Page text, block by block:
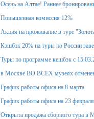
Осень на Алтае! Раннее
Повышенная комиссия 12%
Акция на проживание в туре
Кэшбэк 20% на туры по России
Туры по программе кешбэк с
в Москве ВО ВСЕХ музеях
График работы офиса на 8 марта
График работы офиса на 23 февраля
Открыта продажа сборного тура в